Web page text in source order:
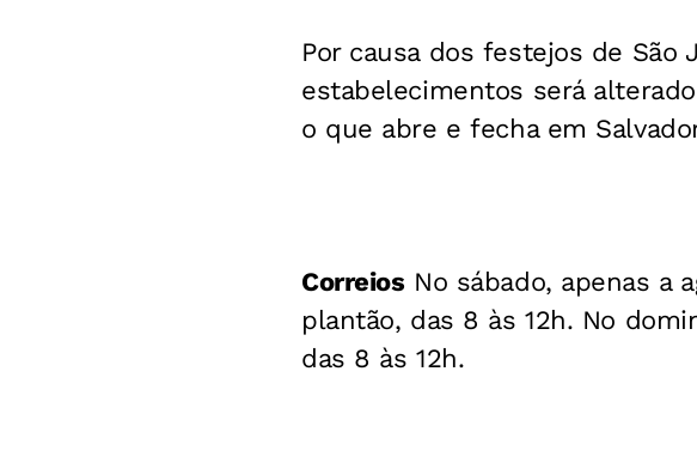
Por causa dos festejos de
estabelecimentos será
o que abre e fecha em
Correios No sábado, apenas a
plantão, das 8 às 12h. No
das 8 às 12h.